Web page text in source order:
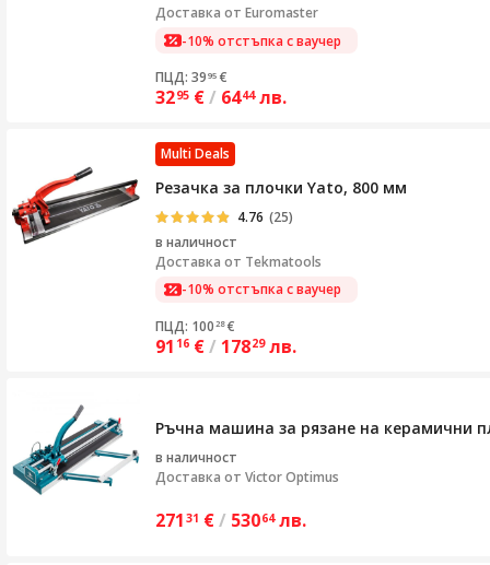
Доставка от Euromaster
-10% отстъпка с ваучер
ПЦД: 39 95 €
3295 €/ 6444 лв.
Multi Deals
Резачка за плочки Yato, 800 мм
4.76 (25)
в наличност
Доставка от Tekmatools
-10% отстъпка с ваучер
ПЦД: 100 28 €
91 16 €/ 17829 лв.
Ръчна машина за рязане на керамични
в наличност
Доставка от Victor Optimus
271 31 €/ 53064 лв.